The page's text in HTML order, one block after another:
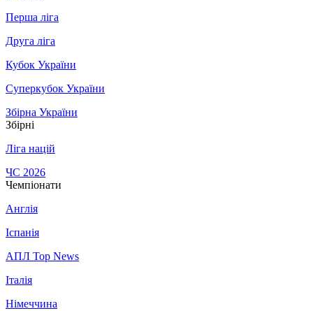
Перша ліга
Друга ліга
Кубок України
Суперкубок України
Збірна України
Збірні
Ліга націй
ЧС 2026
Чемпіонати
Англія
Іспанія
АПЛ Top News
Італія
Німеччина